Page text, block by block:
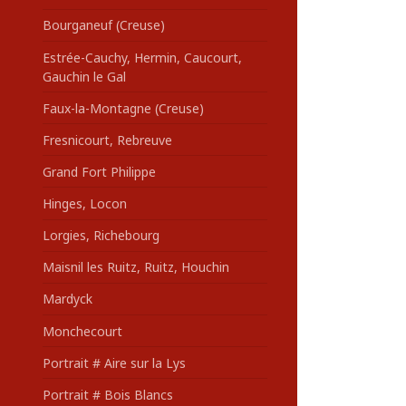
Bourganeuf (Creuse)
Estrée-Cauchy, Hermin, Caucourt,
Gauchin le Gal
Faux-la-Montagne (Creuse)
Fresnicourt, Rebreuve
Grand Fort Philippe
Hinges, Locon
Lorgies, Richebourg
Maisnil les Ruitz, Ruitz, Houchin
Mardyck
Monchecourt
Portrait # Aire sur la Lys
Portrait # Bois Blancs